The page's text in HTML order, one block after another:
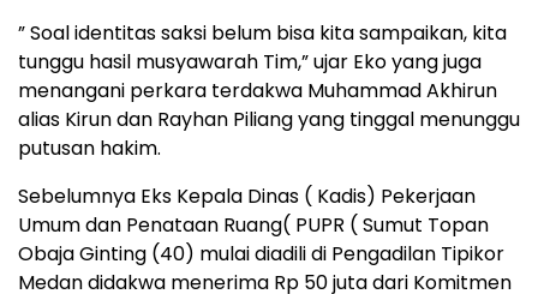
” Soal identitas saksi belum bisa kita sampaikan, kita
tunggu hasil musyawarah Tim,” ujar Eko yang juga
menangani perkara terdakwa Muhammad Akhirun
alias Kirun dan Rayhan Piliang yang tinggal menunggu
putusan hakim.
Sebelumnya Eks Kepala Dinas ( Kadis) Pekerjaan
Umum dan Penataan Ruang( PUPR ( Sumut Topan
Obaja Ginting (40) mulai diadili di Pengadilan Tipikor
Medan didakwa menerima Rp 50 juta dari Komitmen